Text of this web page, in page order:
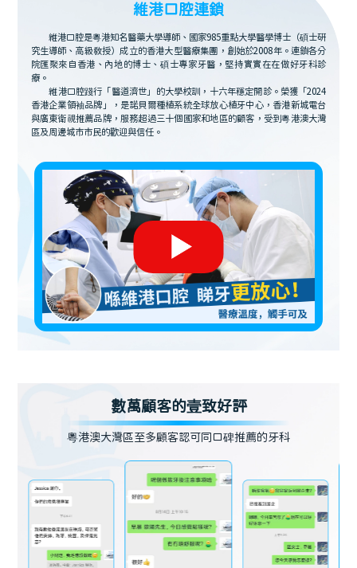
維港口腔連鎖
維港口腔是粵港知名醫藥大學導師、國家985重點大學醫學博士（碩士研
究生導師、高級教授）成立的香港大型醫療集團，創始於2008年。連鎖各分
院匯聚來自香港、內地的博士、碩士專家牙醫，堅持實實在在做好牙科診
療。
維港口腔踐行「醫道濟世」的大學校訓，十六年穩定開診。榮獲「2024
香港企業領袖品牌」，是諾貝爾種植系統全球放心植牙中心，香港新城電台
與廣東衛視推薦品牌，服務超過三十個國家和地區的顧客，受到粵港澳大灣
區及周邊城市市民的歡迎與信任。
數萬顧客的壹致好評
粵港澳大灣區至多顧客認可同口碑推薦的牙科